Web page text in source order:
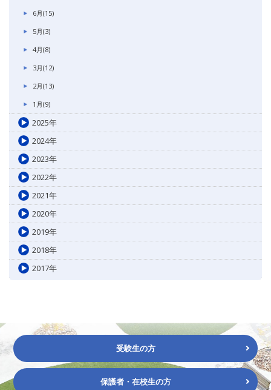
6月(15)
5月(3)
4月(8)
3月(12)
2月(13)
1月(9)
2025年
2024年
2023年
2022年
2021年
2020年
2019年
2018年
2017年
受験生の方
保護者・在校生の方